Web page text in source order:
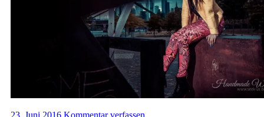
23. Juni 2016 Kommentar verfassen